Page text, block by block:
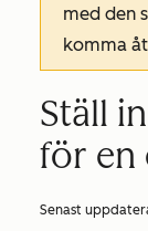
med den
komma
Ställ
för en
Senast